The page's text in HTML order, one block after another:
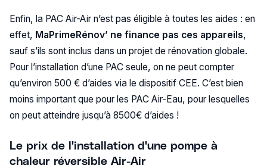
Enfin, la PAC Air-Air n’est pas éligible à toutes les aides : en
effet, MaPrimeRénov’ ne finance pas ces appareils,
sauf s’ils sont inclus dans un projet de rénovation globale.
Pour l’installation d’une PAC seule, on ne peut compter
qu’environ 500 € d’aides via le dispositif CEE. C’est bien
moins important que pour les PAC Air-Eau, pour lesquelles
on peut atteindre jusqu’à 8500€ d’aides !
Le prix de l'installation d'une pompe à
chaleur réversibleAir-Air